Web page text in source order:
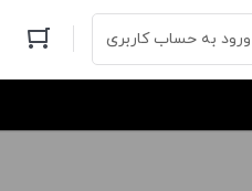
ورود به حساب کاربری